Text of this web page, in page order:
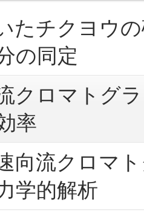
たチクヨウ
の同定
クロマトグ
率
向流クロマ
学的解析